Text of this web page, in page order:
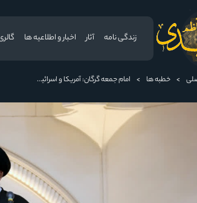
زندگی نامه آثار اخبار و اطلاعیه ها
> خطبه ها > امام جمعه گرگان: آمریکا و اسرائیل بر اساس سنت الهی محکوم به فنا هستند/ چهار اشتباه راهبردی واشنگتن در تجاوز به ایران